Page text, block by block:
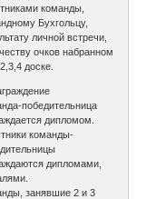
команды,
Бухгольцу,
личной встречи,
очков набранном
доске.
победительница
дипломом.
команды-
дипломами,
занявшие 2 и 3